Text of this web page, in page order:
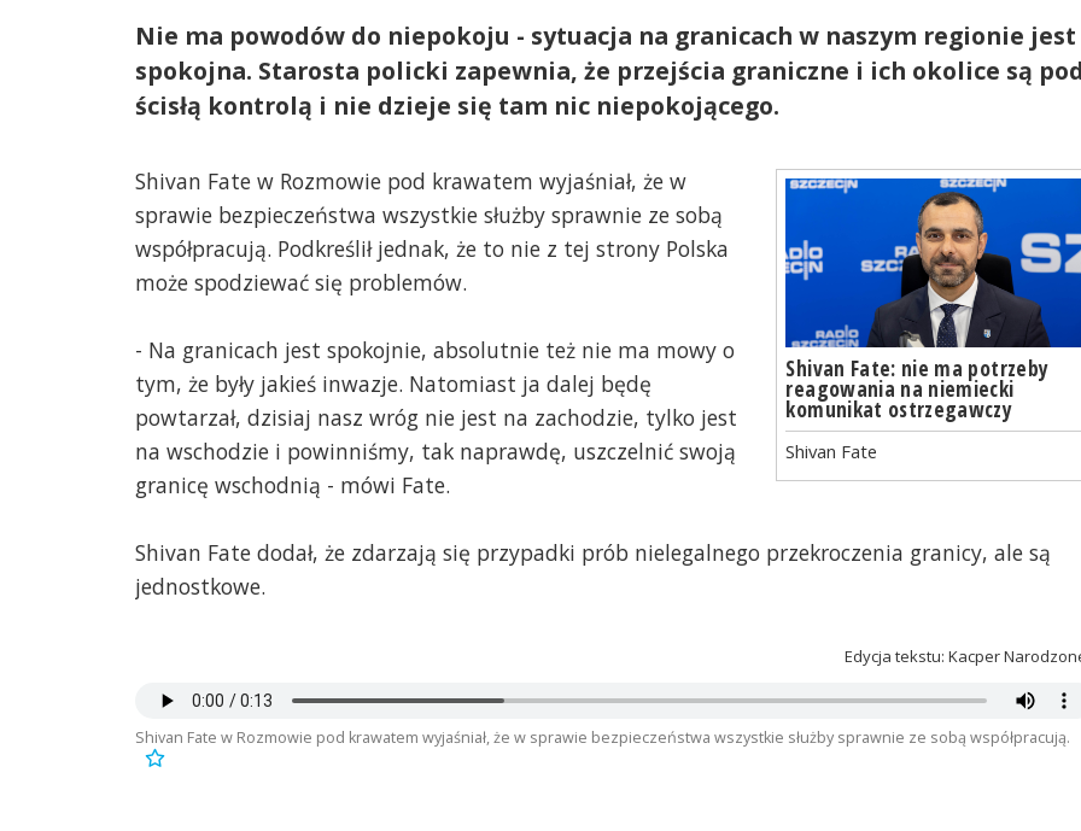
Nie ma powodów do niepokoju - sytuacja na granicach w naszym regionie jest
spokojna. Starosta policki zapewnia, że przejścia graniczne i ich okolice są pod
ścisłą kontrolą i nie dzieje się tam nic niepokojącego.
Shivan Fate: nie ma potrzeby
reagowania na niemiecki
komunikat ostrzegawczy
Shivan Fate
Shivan Fate w Rozmowie pod krawatem wyjaśniał, że w
sprawie bezpieczeństwa wszystkie służby sprawnie ze sobą
współpracują. Podkreślił jednak, że to nie z tej strony Polska
może spodziewać się problemów.
- Na granicach jest spokojnie, absolutnie też nie ma mowy o
tym, że były jakieś inwazje. Natomiast ja dalej będę
powtarzał, dzisiaj nasz wróg nie jest na zachodzie, tylko jest
na wschodzie i powinniśmy, tak naprawdę, uszczelnić swoją
granicę wschodnią - mówi Fate.
Shivan Fate dodał, że zdarzają się przypadki prób nielegalnego przekroczenia granicy, ale są
jednostkowe.
Edycja tekstu: Kacper
Shivan Fate w Rozmowie pod krawatem wyjaśniał, że w sprawie bezpieczeństwa wszystkie służby sprawnie ze sobą współpracują.